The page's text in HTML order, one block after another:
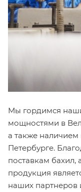
Мы гордимся
мощностями в
а также наличием
Петербурге.
поставкам бахил,
продукция
наших партнеров